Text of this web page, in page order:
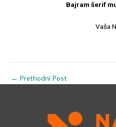
Bajram šerif
Vaša
← Prethodni Post